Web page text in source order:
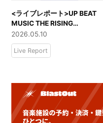
<ライブレポート>UP BEAT
MUSIC THE RISING
Supported by DigOutーーペ
テンドウケシ / The Slumbers
/ 爛漫天国 / テンカラット
2026.05.10
Live Report